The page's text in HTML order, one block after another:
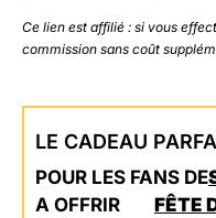
Ce lien est affilié : si vous
commission sans coût
LE CADEAU
POUR LES FANS DE
A OFFRIR
FÊTE